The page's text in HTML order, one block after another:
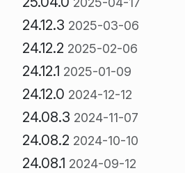
24.12.3 2025-03-06
24.12.2 2025-02-06
24.12.1 2025-01-09
24.12.0 2024-12-12
24.08.3 2024-11-07
24.08.2 2024-10-10
24.08.1 2024-09-12